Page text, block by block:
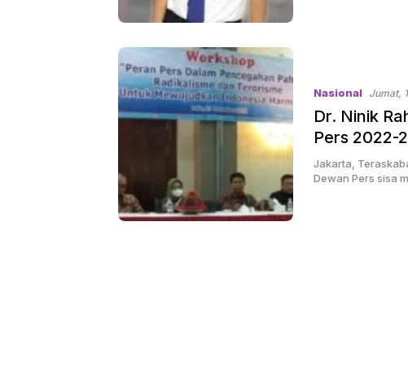
Nasional Jumat,
Dr. Ninik
Pers 2022-
Jakarta,
Dewan Pers sisa
Bersertipikat